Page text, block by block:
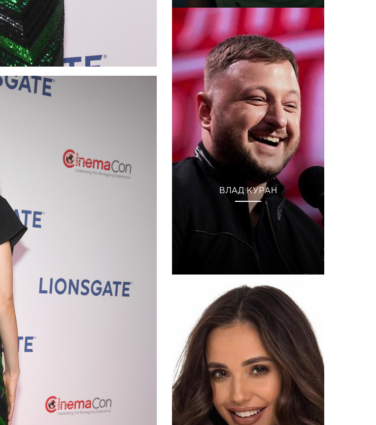
ВЛАД КУРАН